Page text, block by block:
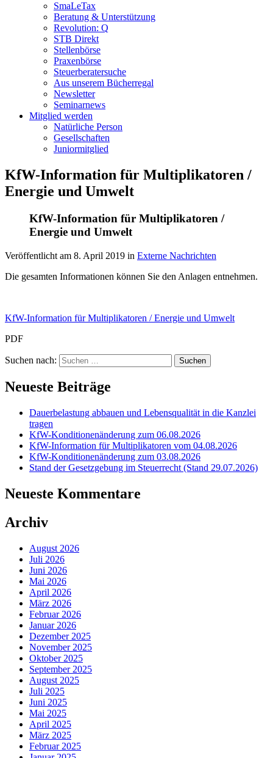
SmaLeTax
Beratung & Unterstützung
Revolution: Q
STB Direkt
Stellenbörse
Praxenbörse
Steuerberatersuche
Aus unserem Bücherregal
Newsletter
Seminarnews
Mitglied werden
Natürliche Person
Gesellschaften
Juniormitglied
KfW-Information für Multiplikatoren /
Energie und Umwelt
KfW-Information für Multiplikatoren /
Energie und Umwelt
Veröffentlicht am 8. April 2019 in Externe Nachrichten
Die gesamten Informationen können Sie den Anlagen entnehmen.
KfW-Information für Multiplikatoren / Energie und Umwelt
PDF
Suchen nach:
Neueste Beiträge
Dauerbelastung abbauen und Lebensqualität in die Kanzlei
tragen
KfW-Konditionenänderung zum 06.08.2026
KfW-Information für Multiplikatoren vom 04.08.2026
KfW-Konditionenänderung zum 03.08.2026
Stand der Gesetzgebung im Steuerrecht (Stand 29.07.2026)
Neueste Kommentare
Archiv
August 2026
Juli 2026
Juni 2026
Mai 2026
April 2026
März 2026
Februar 2026
Januar 2026
Dezember 2025
November 2025
Oktober 2025
September 2025
August 2025
Juli 2025
Juni 2025
Mai 2025
April 2025
März 2025
Februar 2025